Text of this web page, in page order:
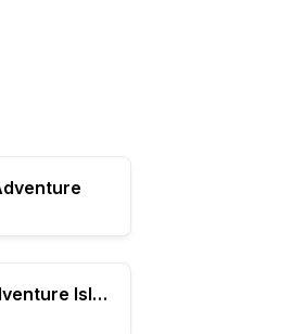
Hudson's Adventure Island